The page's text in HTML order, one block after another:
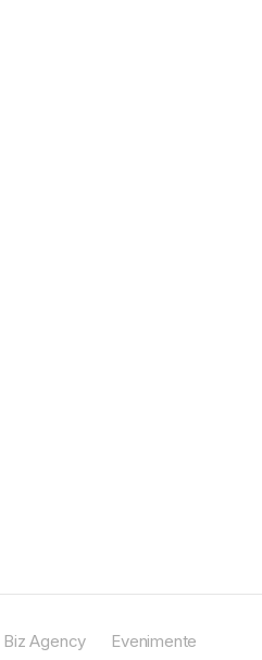
Biz Agency
Evenimente